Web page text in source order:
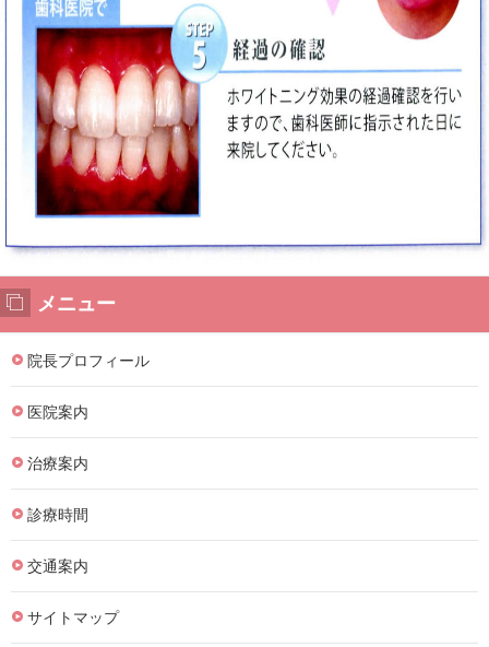
メニュー
院長プロフィール
医院案内
治療案内
診療時間
交通案内
サイトマップ